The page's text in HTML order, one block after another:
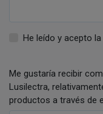
He leído y acepto la
Me gustaría recibir
Lusilectra,
productos a través de